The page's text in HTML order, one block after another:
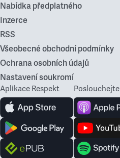
Nabídka předplatného
Inzerce
RSS
Všeobecné obchodní podmínky
Ochrana osobních údajů
Nastavení soukromí
Aplikace Respekt